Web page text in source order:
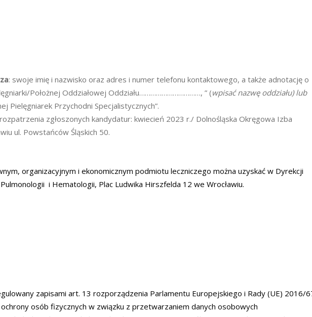
: swoje imię i nazwisko oraz adres i numer telefonu kontaktowego, a także adnotację o
Położnej Oddziałowej Oddziału……………………………, ” (wpisać nazwę oddziału) lub
Pielęgniarek Przychodni Specjalistycznych”.
zgłoszonych kandydatur: kwiecień 2023 r./ Dolnośląska Okręgowa Izba
ul. Powstańców Śląskich 50.
organizacyjnym i ekonomicznym podmiotu leczniczego można uzyskać w Dyrekcji
i Hematologii, Plac Ludwika Hirszfelda 12 we Wrocławiu.
zapisami art. 13 rozporządzenia Parlamentu Europejskiego i Rady (UE) 2016/
osób fizycznych w związku z przetwarzaniem danych osobowych